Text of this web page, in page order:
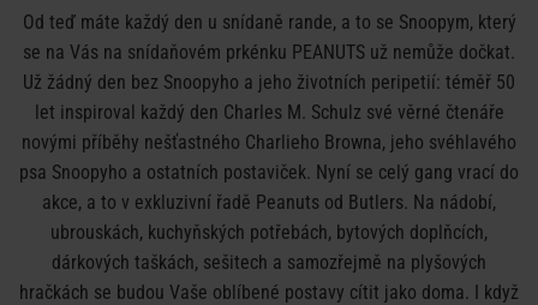
Od teď máte každý den u snídaně rande, a to se Snoopym, který
se na Vás na snídaňovém prkénku PEANUTS už nemůže dočkat.
Už žádný den bez Snoopyho a jeho životních peripetií: téměř 50
let inspiroval každý den Charles M. Schulz své věrné čtenáře
novými příběhy nešťastného Charlieho Browna, jeho svéhlavého
psa Snoopyho a ostatních postaviček. Nyní se celý gang vrací do
akce, a to v exkluzivní řadě Peanuts od Butlers. Na nádobí,
ubrouskách, kuchyňských potřebách, bytových doplňcích,
dárkových taškách, sešitech a samozřejmě na plyšových
hračkách se budou Vaše oblíbené postavy cítit jako doma. I když